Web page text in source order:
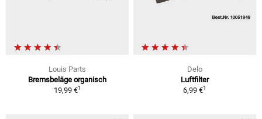
Louis Parts
Bremsbeläge organisch
19,99 €1
Delo
Luftfilter
6,99 €1